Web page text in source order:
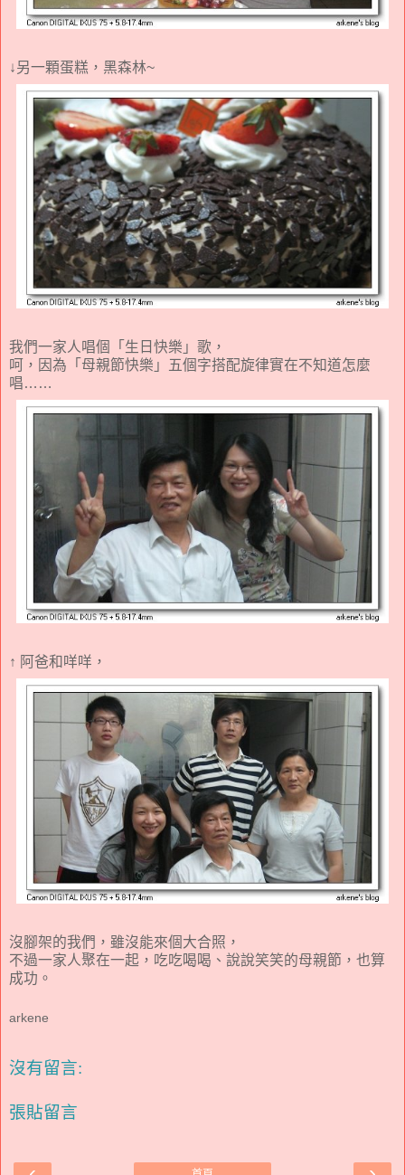
↓另一顆蛋糕，黑森林~
我們一家人唱個「生日快樂」歌，
呵，因為「母親節快樂」五個字搭配旋律實在不知道怎麼
唱……
↑ 阿爸和咩咩，
沒腳架的我們，雖沒能來個大合照，
不過一家人聚在一起，吃吃喝喝、說說笑笑的母親節，也算
成功。
arkene
沒有留言:
張貼留言